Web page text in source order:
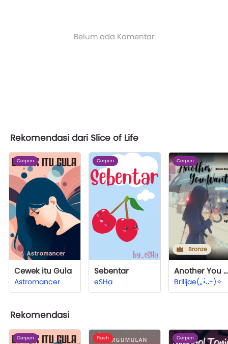
Belum ada Komentar
Rekomendasi dari Slice of Life
Cerpen
Cewek itu Gula
Astromancer
Cerpen
Sebentar
eSHa
Cerpen
Bronze
Another You Want
Brilijae(⁠｡⁠•̀⁠ᴗ⁠-⁠)⁠✧
Rekomendasi
Cerpen Flash Cerpen